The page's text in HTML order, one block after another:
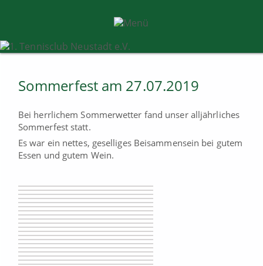
Sommerfest am 27.07.2019
Bei herrlichem Sommerwetter fand unser alljährliches
Sommerfest statt.
Es war ein nettes, geselliges Beisammensein bei gutem
Essen und gutem Wein.